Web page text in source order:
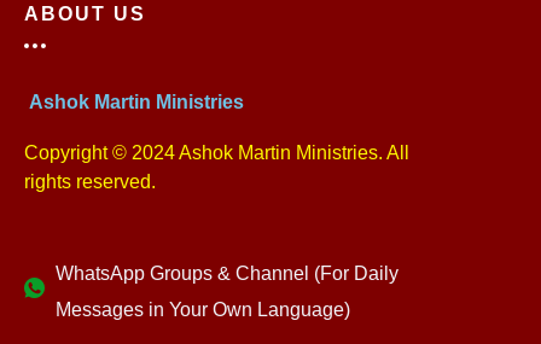
ABOUT US
Ashok Martin Ministries
Copyright © 2024 Ashok Martin Ministries. All
rights reserved.
WhatsApp Groups & Channel (For Daily
Messages in Your Own Language)